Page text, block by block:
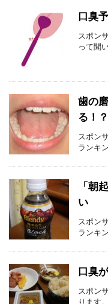
口臭
スポン
って聞
歯の
る！？
スポン
ランキ
「朝
い
スポン
ランキ
口臭
スポン
ります